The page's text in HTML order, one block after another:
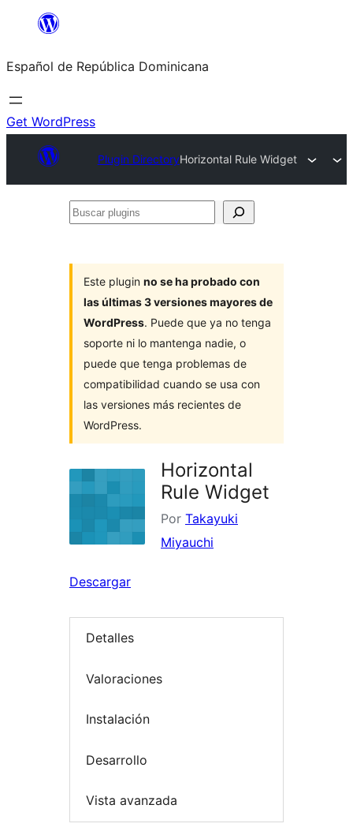
Saltar
contenido
Español de República Dominicana
Get WordPress
Plugin DirectoryHorizontal Rule Widget
Buscar
Este plugin no se ha probado con
las últimas 3 versiones mayores de
WordPress. Puede que ya no tenga
soporte ni lo mantenga nadie, o
puede que tenga problemas de
compatibilidad cuando se usa con
las versiones más recientes de
WordPress.
Horizontal
Rule Widget
Por Takayuki
Miyauchi
Descargar
Detalles
Valoraciones
Instalación
Desarrollo
Vista avanzada